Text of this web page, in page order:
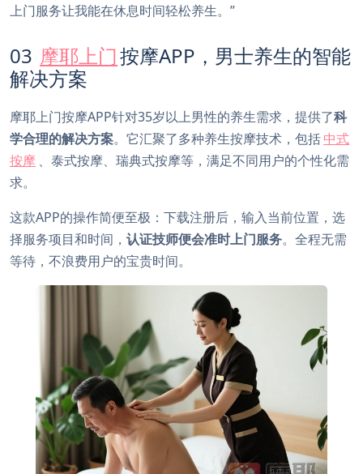
上门服务让我能在休息时间轻松养生。”
03 摩耶上门按摩APP，男士养生的智能
解决方案
摩耶上门按摩APP针对35岁以上男性的养生需求，提供了科
学合理的解决方案。它汇聚了多种养生按摩技术，包括中式
按摩 、泰式按摩、瑞典式按摩等，满足不同用户的个性化需
求。
这款APP的操作简便至极：下载注册后，输入当前位置，选
择服务项目和时间， 认证技师便会准时上门服务。全程无需
等待，不浪费用户的宝贵时间。